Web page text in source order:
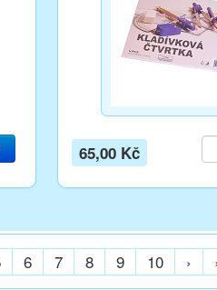
65,00 Kč
6 7 8 9 10 ›